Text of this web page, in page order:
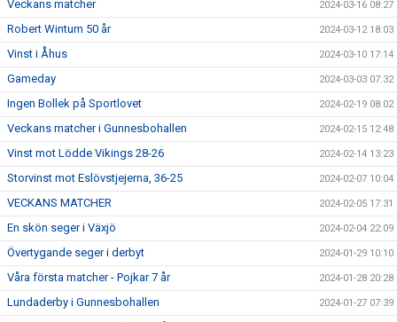
Veckans matcher 2024-03-16 08:27
Robert Wintum 50 år 2024-03-12 18:03
Vinst i Åhus 2024-03-10 17:14
Gameday 2024-03-03 07:32
Ingen Bollek på Sportlovet 2024-02-19 08:02
Veckans matcher i Gunnesbohallen 2024-02-15 12:48
Vinst mot Lödde Vikings 28-26 2024-02-14 13:23
Storvinst mot Eslövstjejerna, 36-25 2024-02-07 10:04
VECKANS MATCHER 2024-02-05 17:31
En skön seger i Växjö 2024-02-04 22:09
Övertygande seger i derbyt 2024-01-29 10:10
Våra första matcher - Pojkar 7 år 2024-01-28 20:28
Lundaderby i Gunnesbohallen 2024-01-27 07:39